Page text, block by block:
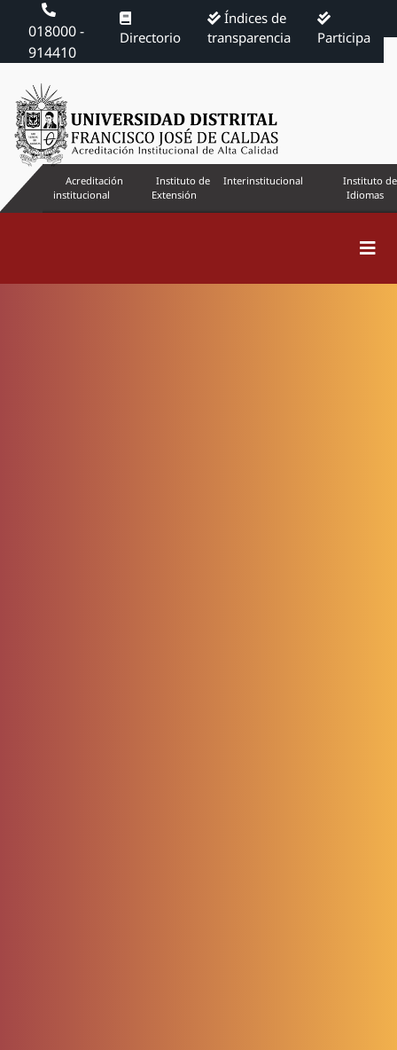
018000 -
914410
Directorio
Índices de
transparencia
Participa
Acreditación
institucional
Instituto de
Extensión
Interinstitucional
Instituto de
Idiomas